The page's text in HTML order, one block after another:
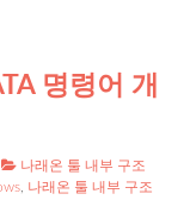
명령어 개
나래온 툴 내부 구조
나래온 툴 내부 구조